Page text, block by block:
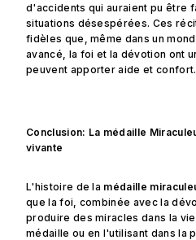
d'accidents qui auraient pu être
situations désespérées. Ces
fidèles que, même dans un
avancé, la foi et la dévotion ont
peuvent apporter aide et confort.
Conclusion: La médaille
vivante
L'histoire de la médaille
que la foi, combinée avec la
produire des miracles dans la
médaille ou en l'utilisant dans la